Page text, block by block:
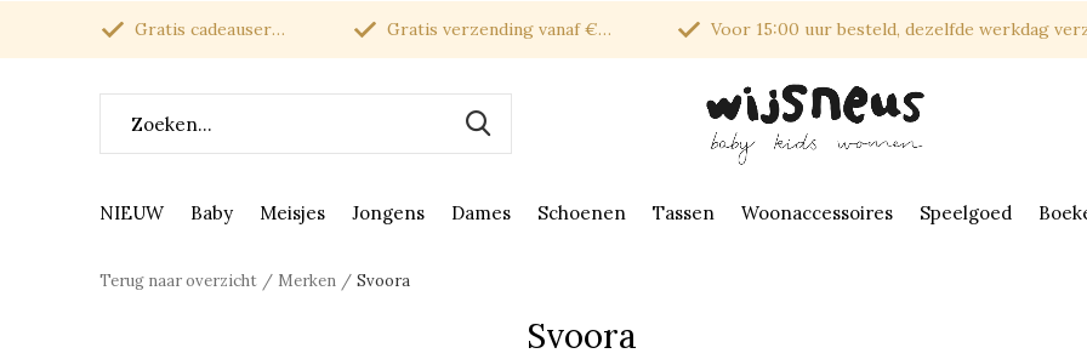
NIEUW Baby Meisjes Jongens Dames Schoenen Tassen Woonaccessoires Speelgoed
Gratis cadeauservice Gratis verzending vanaf €150* Voor 15:00 uur besteld, dezelfde werkdag
Terug naar overzicht Merken Svoora
Svoora